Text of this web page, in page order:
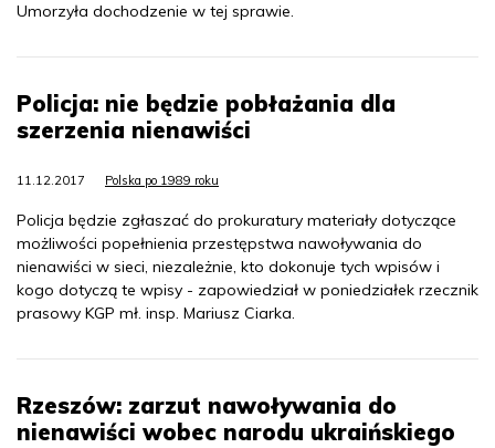
Umorzyła dochodzenie w tej sprawie.
Policja: nie będzie pobłażania dla
szerzenia nienawiści
11.12.2017 Polska po 1989 roku
Policja będzie zgłaszać do prokuratury materiały dotyczące
możliwości popełnienia przestępstwa nawoływania do
nienawiści w sieci, niezależnie, kto dokonuje tych wpisów i
kogo dotyczą te wpisy - zapowiedział w poniedziałek rzecznik
prasowy KGP mł. insp. Mariusz Ciarka.
Rzeszów: zarzut nawoływania do
nienawiści wobec narodu ukraińskiego